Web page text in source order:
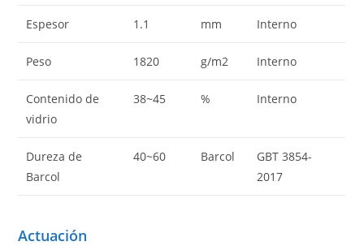
Espesor 1.1 mm Interno
Peso 1820 g/m2 Interno
Contenido de
vidrio
38~45 % Interno
Dureza de
Barcol
40~60 Barcol
GBT 3854-
2017
Actuación